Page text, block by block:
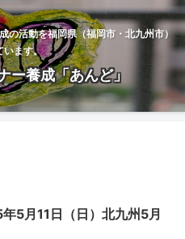
の活動を福岡県（福岡市・北九州市）
います。
ー養成「あんど」
5月11日（日）北九州5月